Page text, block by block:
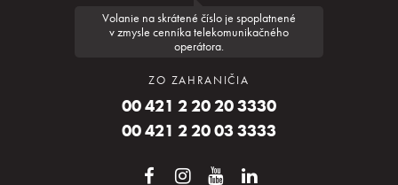
Volanie na skrátené číslo je spoplatnené
v zmysle cenníka telekomunikačného
operátora.
ZO ZAHRANIČIA
00 421 2 20 20 3330
00 421 2 20 03 3333